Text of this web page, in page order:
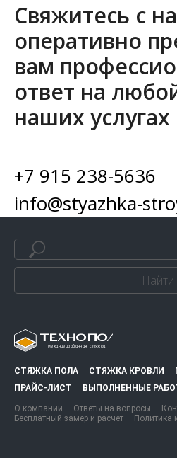
Свяжитесь с
оперативно
вам
ответ на
наших услугах
+7 915 238-5636
info@styazhka-
Найти
СТЯЖКА ПОЛА СТЯЖКА КРОВЛИ
ПРАЙС-ЛИСТ
ВЫПОЛНЕННЫЕ
О компании Ответы на вопросы
Бесплатный замер и расчет
Политика